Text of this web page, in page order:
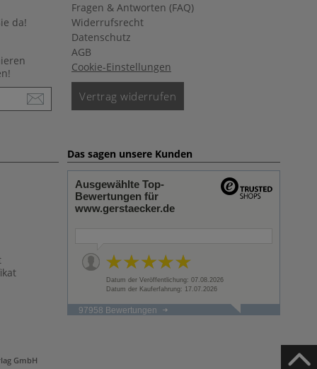
da!
Fragen & Antworten (FAQ)
Widerrufsrecht
Datenschutz
AGB
Cookie-Einstellungen
Vertrag widerrufen
Das sagen unsere Kunden
Ausgewählte Top-
Bewertungen für
www.gerstaecker.de
Datum der Veröffentlichung: 07.08.2026
Datum der Kauferfahrung: 17.07.2026
97958 Bewertungen
GmbH